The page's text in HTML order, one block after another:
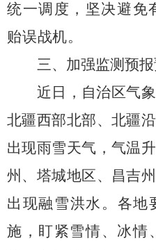
统一调度，坚决避免
贻误战机。
三、加强监测预
近日，自治区气
北疆西部北部、北疆
出现雨雪天气，气温
州、塔城地区、昌吉
出现融雪洪水。 各地
施，盯紧雪情、冰情